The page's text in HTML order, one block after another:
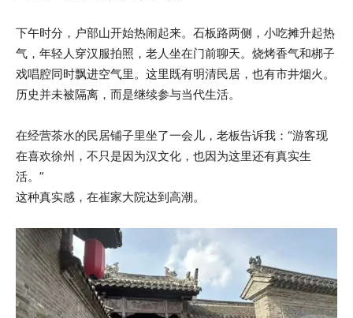
下午时分，户部山开始热闹起来。石板路两侧，小吃摊升起热
气，年轻人穿汉服拍照，老人坐在门前聊天。烧烤香气和梆子
戏唱腔同时飘进空气里。这里既有明清民居，也有市井烟火。
历史并未被隔离，而是继续参与当代生活。
在经营茶水的民居铺子里坐了一会儿，老板告诉我：“游客现
在喜欢徐州，不只是因为汉文化，也因为这里还有真实生
活。”
这种真实感，在崔家大院达到高潮。